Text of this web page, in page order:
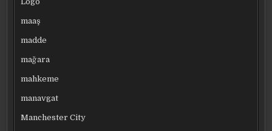
maaş
madde
mağara
mahkeme
manavgat
Manchester City